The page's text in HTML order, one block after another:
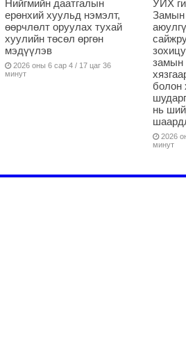
Нийгмийн даатгалын
ерөнхий хуульд нэмэлт,
өөрчлөлт оруулах тухай
хуулийн төсөл өргөн
мэдүүлэв
2026 оны 6 сар 4 / 17 цаг 36
минут
УИХ
Замын
замын
болон
нь
2026
минут